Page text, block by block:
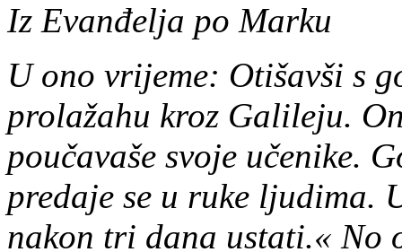
Iz Evanđelja po Marku
U ono vrijeme: Otišavši s
prolažahu kroz Galileju.
poučavaše svoje učenike.
predaje se u ruke ljudima.
nakon tri dana ustati.« No